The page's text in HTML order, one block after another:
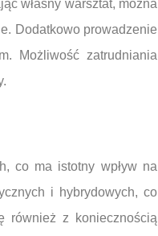
własny warsztat, można
Dodatkowo prowadzenie
Możliwość zatrudniania
co ma istotny wpływ na
i hybrydowych, co
również z koniecznością